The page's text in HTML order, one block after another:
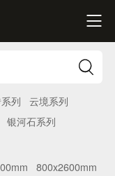


列
云境系列
银河石系列
800x2600mm